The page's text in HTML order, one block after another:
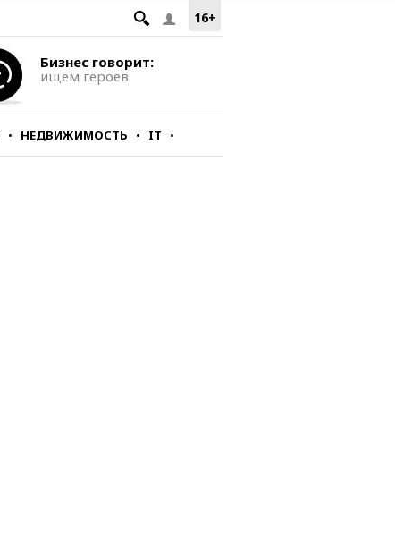
16+
Бизнес говорит:
ищем героев
НЕДВИЖИМОСТЬ IT